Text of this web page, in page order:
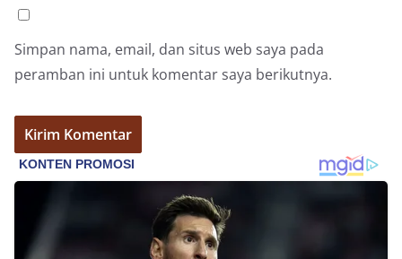
Simpan nama, email, dan situs web saya pada
peramban ini untuk komentar saya berikutnya.